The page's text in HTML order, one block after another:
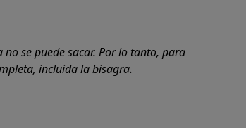
se puede sacar. Por lo tanto, para
incluida la bisagra.